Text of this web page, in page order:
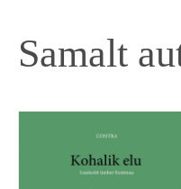
Samalt